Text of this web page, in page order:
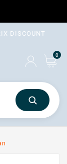
DISCOUNT
0